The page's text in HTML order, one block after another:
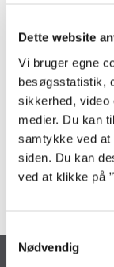
Dette website
Vi bruger egne
besøgsstatistik,
sikkerhed, video
medier. Du kan
samtykke ved at
siden. Du kan
ved at klikke på
Nødvendig
hvor der er flere
Økonomisk
ØAV er en
regnskabsregler